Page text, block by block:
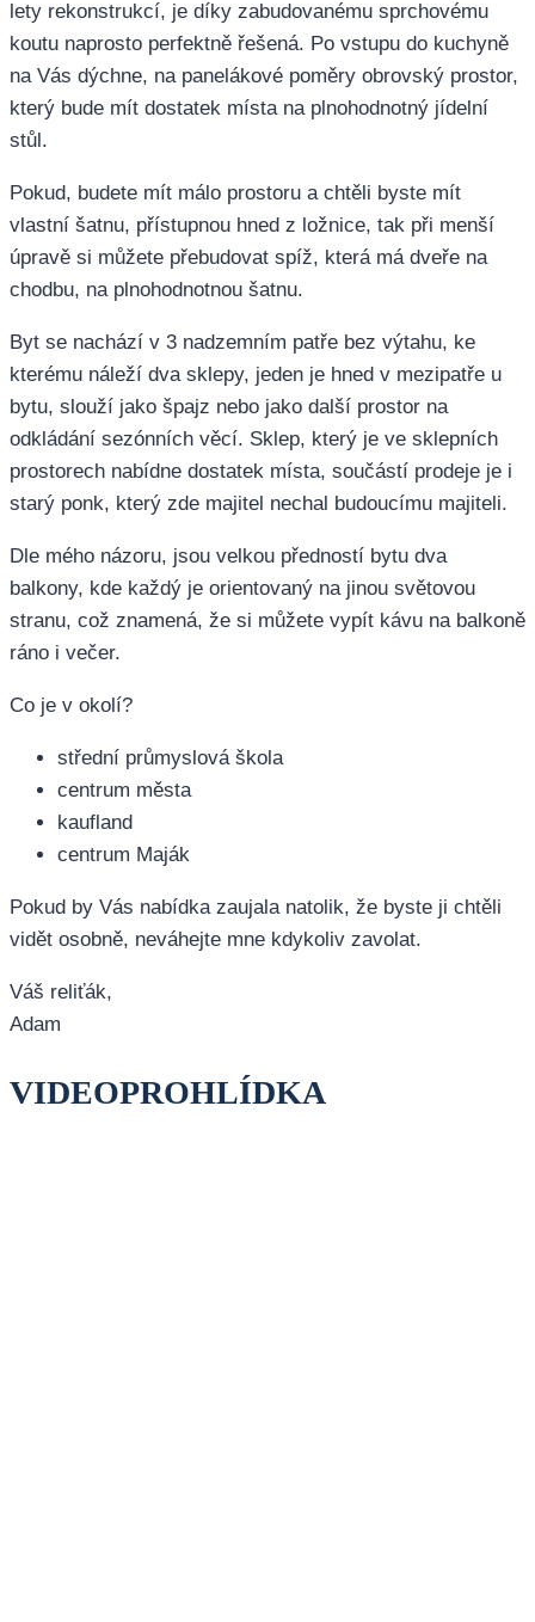
lety rekonstrukcí, je díky zabudovanému sprchovému
koutu naprosto perfektně řešená. Po vstupu do kuchyně
na Vás dýchne, na panelákové poměry obrovský prostor,
který bude mít dostatek místa na plnohodnotný jídelní
stůl.
Pokud, budete mít málo prostoru a chtěli byste mít
vlastní šatnu, přístupnou hned z ložnice, tak při menší
úpravě si můžete přebudovat spíž, která má dveře na
chodbu, na plnohodnotnou šatnu.
Byt se nachází v 3 nadzemním patře bez výtahu, ke
kterému náleží dva sklepy, jeden je hned v mezipatře u
bytu, slouží jako špajz nebo jako další prostor na
odkládání sezónních věcí. Sklep, který je ve sklepních
prostorech nabídne dostatek místa, součástí prodeje je i
starý ponk, který zde majitel nechal budoucímu majiteli.
Dle mého názoru, jsou velkou předností bytu dva
balkony, kde každý je orientovaný na jinou světovou
stranu, což znamená, že si můžete vypít kávu na balkoně
ráno i večer.
Co je v okolí?
střední průmyslová škola
centrum města
kaufland
centrum Maják
Pokud by Vás nabídka zaujala natolik, že byste ji chtěli
vidět osobně, neváhejte mne kdykoliv zavolat.
Váš reliťák,
Adam
VIDEOPROHLÍDKA